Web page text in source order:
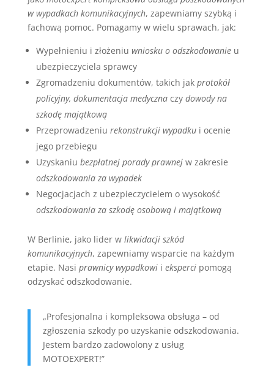
w wypadkach komunikacyjnych, zapewniamy szybką i
fachową pomoc. Pomagamy w wielu sprawach, jak:
Wypełnieniu i złożeniu wniosku o odszkodowanieu
ubezpieczyciela sprawcy
Zgromadzeniu dokumentów, takich jak protokół
policyjny, dokumentacja medycznaczy dowody na
szkodę majątkową
Przeprowadzeniu rekonstrukcji wypadkui ocenie
jego przebiegu
Uzyskaniu bezpłatnej porady prawnejw zakresie
odszkodowania za wypadek
Negocjacjach z ubezpieczycielem o wysokość
odszkodowania za szkodę osobową i majątkową
W Berlinie, jako lider w likwidacji szkód
komunikacyjnych, zapewniamy wsparcie na każdym
etapie. Nasi prawnicy wypadkowii ekspercipomogą
odzyskać odszkodowanie.
„Profesjonalna i kompleksowa obsługa – od
zgłoszenia szkody po uzyskanie odszkodowania.
Jestem bardzo zadowolony z usług
MOTOEXPERT!”